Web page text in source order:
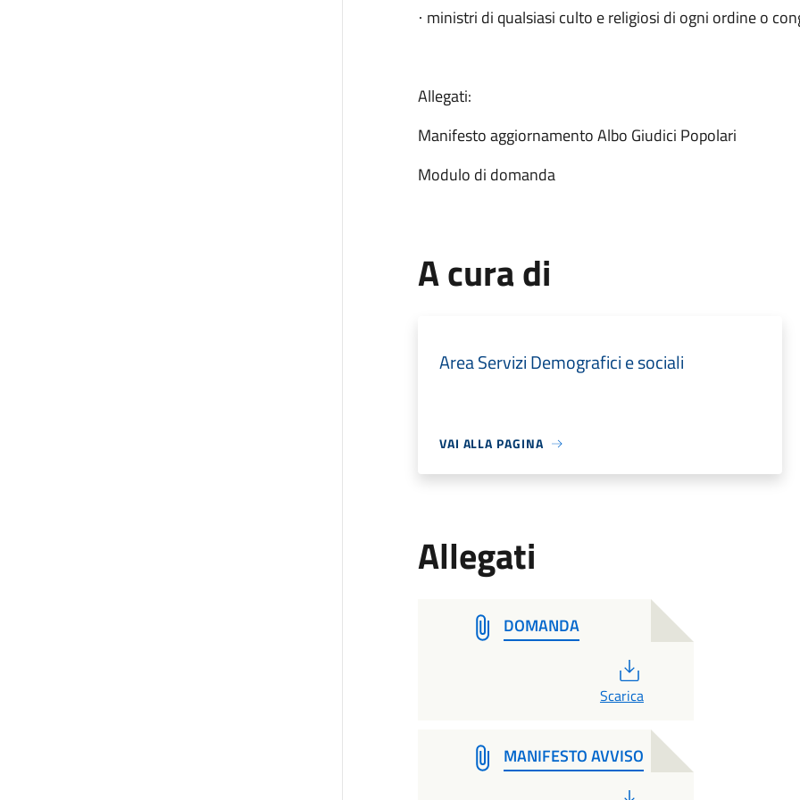
· ministri di qualsiasi culto e religiosi di ogni ordine o
Allegati:
Manifesto aggiornamento Albo Giudici Popolari
Modulo di domanda
A cura di
Area Servizi Demografici e sociali
VAI ALLA PAGINA
Allegati
DOMANDA
Scarica
MANIFESTO AVVISO